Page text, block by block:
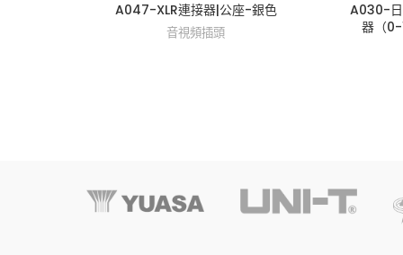
A047-XLR連接器|公座-銀色
音視頻插頭
A030-日
器（0-